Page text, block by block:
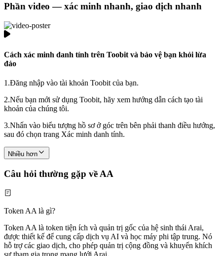
Phần video — xác minh nhanh, giao dịch nhanh
Cách xác minh danh tính trên Toobit và bảo vệ bạn khỏi lừa
đảo
1.Đăng nhập vào tài khoản Toobit của bạn.
2.Nếu bạn mới sử dụng Toobit, hãy xem hướng dẫn cách tạo tài
khoản của chúng tôi.
3.Nhấn vào biểu tượng hồ sơ ở góc trên bên phải thanh điều hướng,
sau đó chọn trang Xác minh danh tính.
Nhiều hơn
Câu hỏi thường gặp về AA
Token AA là gì?
Token AA là token tiện ích và quản trị gốc của hệ sinh thái Arai,
được thiết kế để cung cấp dịch vụ AI và học máy phi tập trung. Nó
hỗ trợ các giao dịch, cho phép quản trị cộng đồng và khuyến khích
sự tham gia trong mạng lưới Arai.